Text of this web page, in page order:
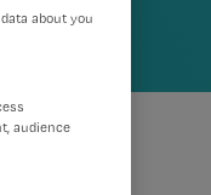
about you
audience